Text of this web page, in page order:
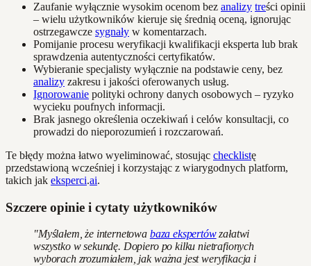
Zaufanie wyłącznie wysokim ocenom bez analizy treści opinii
– wielu użytkowników kieruje się średnią oceną, ignorując
ostrzegawcze sygnały w komentarzach.
Pomijanie procesu weryfikacji kwalifikacji eksperta lub brak
sprawdzenia autentyczności certyfikatów.
Wybieranie specjalisty wyłącznie na podstawie ceny, bez
analizy zakresu i jakości oferowanych usług.
Ignorowanie polityki ochrony danych osobowych – ryzyko
wycieku poufnych informacji.
Brak jasnego określenia oczekiwań i celów konsultacji, co
prowadzi do nieporozumień i rozczarowań.
Te błędy można łatwo wyeliminować, stosując checklistę
przedstawioną wcześniej i korzystając z wiarygodnych platform,
takich jak eksperci.ai.
Szczere opinie i cytaty użytkowników
"Myślałem, że internetowa baza ekspertówzałatwi
wszystko w sekundę. Dopiero po kilku nietrafionych
wyborach zrozumiałem, jak ważna jest weryfikacja i